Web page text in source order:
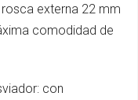
externa 22 mm
comodidad de
con